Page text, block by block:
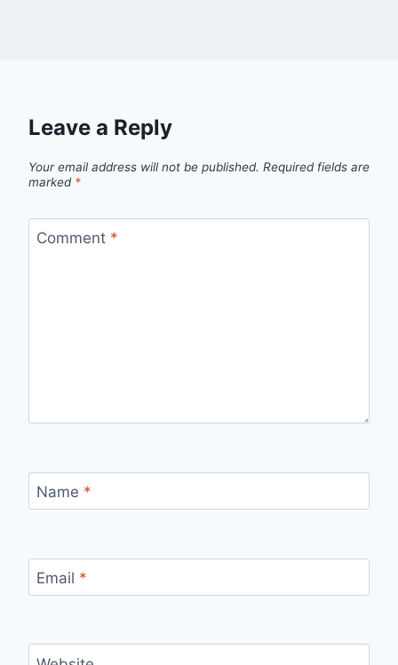
Leave a Reply
Your email address will not be published. Required fields are
marked *
Comment *
Name *
Email *